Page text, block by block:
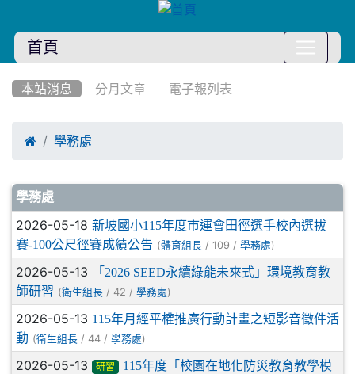
首頁
本站消息 分月文章 電子報列表
 學務處
文章列表
學務處
2026-05-18 新坡國小115年度市運會田徑選手校內選拔
賽-100公尺徑賽成績公告 (體育組長 / 109 / 學務處)
2026-05-13
「2026 SEED永續綠能未來式」環境教育教
師研習 (衛生組長 / 42 / 學務處)
2026-05-13 115年月經平權推廣行動計畫之短影音徵件活
動 (衛生組長 / 44 / 學務處)
2026-05-13 研習
115年度「校園在地化防災教育教學模